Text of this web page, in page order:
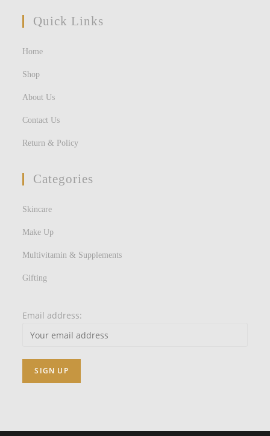
Quick Links
Home
Shop
About Us
Contact Us
Return & Policy
Categories
Skincare
Make Up
Multivitamin & Supplements
Gifting
Email address: